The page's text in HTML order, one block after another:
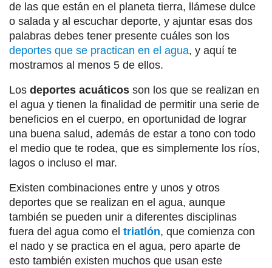
de las que están en el planeta tierra, llámese dulce
o salada y al escuchar deporte, y ajuntar esas dos
palabras debes tener presente cuáles son los
deportes que se practican en el agua, y aquí te
mostramos al menos 5 de ellos.
Los deportes acuáticos son los que se realizan en
el agua y tienen la finalidad de permitir una serie de
beneficios en el cuerpo, en oportunidad de lograr
una buena salud, además de estar a tono con todo
el medio que te rodea, que es simplemente los ríos,
lagos o incluso el mar.
Existen combinaciones entre y unos y otros
deportes que se realizan en el agua, aunque
también se pueden unir a diferentes disciplinas
fuera del agua como el triatlón, que comienza con
el nado y se practica en el agua, pero aparte de
esto también existen muchos que usan este